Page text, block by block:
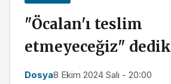
"Öcalan'ı teslim
etmeyeceğiz" dedik
Dosya8 Ekim 2024 Salı - 20:00